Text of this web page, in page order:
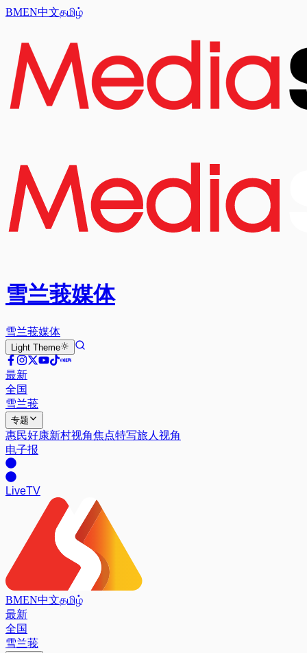
BMEN中文தமிழ்
雪兰莪媒体
雪兰莪媒体
Light Theme
最新
全国
雪兰莪
专题
惠民好康新村视角焦点特写旅人视角
电子报
LiveTV
BMEN中文தமிழ்
最新
全国
雪兰莪